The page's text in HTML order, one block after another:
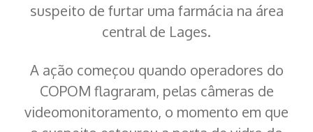
suspeito de furtar uma farmácia na área
central de Lages.
A ação começou quando operadores do
COPOM flagraram, pelas câmeras de
videomonitoramento, o momento em que